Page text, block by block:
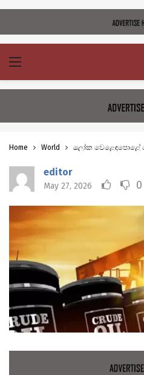
Home World ලෝක වෙළෙඳපොළේ
editor
May 27, 2026 0